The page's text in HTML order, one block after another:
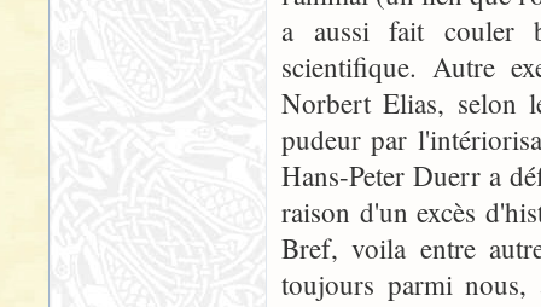
a aussi fait couler
scientifique. Autre
Norbert Elias, selon
pudeur par
Hans-Peter Duerr a
raison d'un excès
Bref, voila entre
toujours parmi nous,